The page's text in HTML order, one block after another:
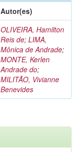
Autor(es)
OLIVEIRA, Hamilton
Reis de; LIMA,
Mônica de Andrade;
MONTE, Kerlen
Andrade do;
MILITÃO, Vivianne
Benevides